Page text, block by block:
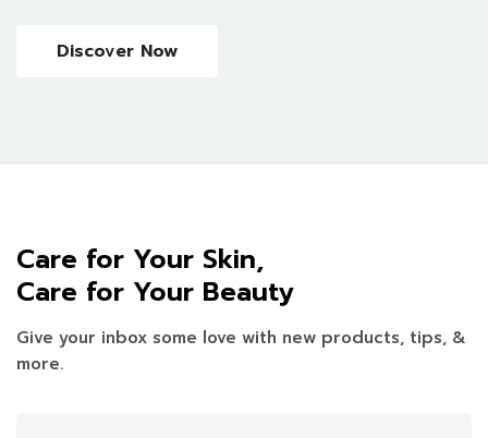
Discover Now
Care for Your Skin,
Care for Your Beauty
Give your inbox some love with new products, tips, &
more.